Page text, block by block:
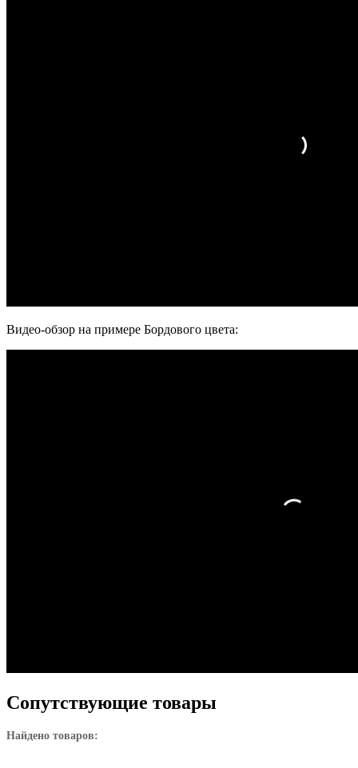
Видео-обзор на примере Бордового цвета:
Сопутствующие товары
Найдено товаров: